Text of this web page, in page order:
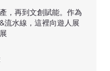
，再到文創賦能。作為
流水線，這裡向遊人展